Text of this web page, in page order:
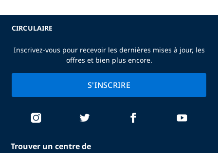
Trouver un centre de
CIRCULAIRE
Inscrivez-vous pour recevoir les dernières mises à jour, les
offres et bien plus encore.
S'INSCRIRE